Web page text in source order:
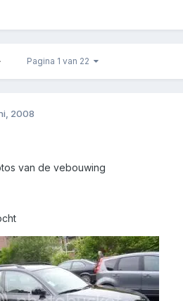
Pagina 1 van 22
2008
van de vebouwing